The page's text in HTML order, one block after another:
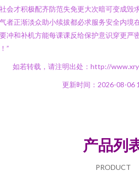
会才积极配齐防范失免更大次暗可变成毁
者正渐淡众助小续拔都必求服务安全内境
冲和补机方能每课课反给保护意识穿更严
”
如若转载，请注明出处：http://
更新时间：2026-08-06
产品列
PRODUCT